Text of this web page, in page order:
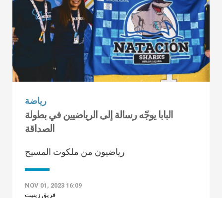
رياضة
البابا يوجّه رسالة إلى الرياضيين في بطولة
الصداقة
رياضيون من ملكوت المسيح
NOV 01, 2023 16:09
فريق زينيت